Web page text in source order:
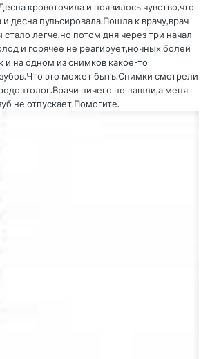
кровоточила и появилось чувство,что
десна пульсировала.Пошла к врачу,врач
легче,но потом дня через три начал
и горячее не реагирует,ночных болей
и на одном из снимков какое-то
это может быть.Снимки смотрели
ничего не нашли,а меня
не отпускает.Помогите.